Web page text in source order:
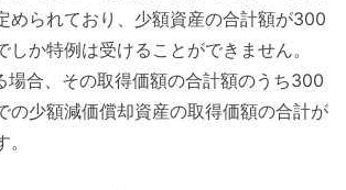
められており、少額資産の合計額が300
しか特例は受けることができません。
場合、その取得価額の合計額のうち300
の少額減価償却資産の取得価額の合計が